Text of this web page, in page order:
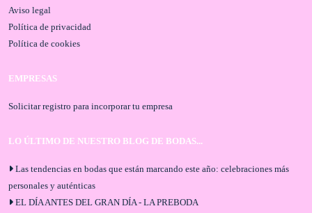
Aviso legal
Política de privacidad
Política de cookies
EMPRESAS
Solicitar registro para incorporar tu empresa
LO ÚLTIMO DE NUESTRO BLOG DE BODAS...
Las tendencias en bodas que están marcando este año: celebraciones más
personales y auténticas
EL DÍA ANTES DEL GRAN DÍA - LA PREBODA